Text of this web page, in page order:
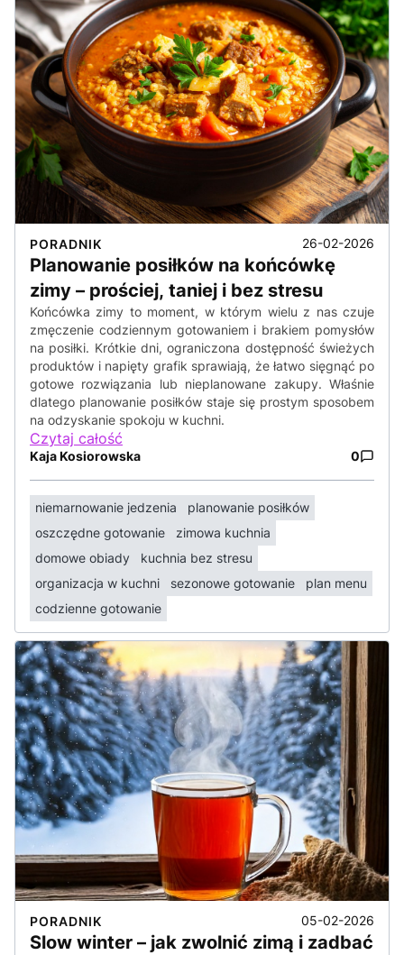
PORADNIK 26-02-2026
Planowanie posiłków na końcówkę
zimy – prościej, taniej i bez stresu
Końcówka zimy to moment, w którym wielu z nas czuje
zmęczenie codziennym gotowaniem i brakiem pomysłów
na posiłki. Krótkie dni, ograniczona dostępność świeżych
produktów i napięty grafik sprawiają, że łatwo sięgnąć po
gotowe rozwiązania lub nieplanowane zakupy. Właśnie
dlatego planowanie posiłków staje się prostym sposobem
na odzyskanie spokoju w kuchni.
Czytaj całość
Kaja Kosiorowska 0
niemarnowanie jedzenia
planowanie posiłków
oszczędne gotowanie
zimowa kuchnia
domowe obiady
kuchnia bez stresu
organizacja w kuchni
sezonowe gotowanie
plan menu
codzienne gotowanie
PORADNIK 05-02-2026
Slow winter – jak zwolnić zimą i zadbać